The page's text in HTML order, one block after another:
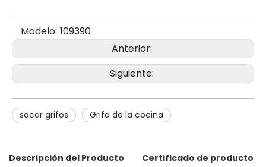
Modelo: 109390
Anterior:
Siguiente:
sacar grifos Grifo de la cocina
Descripción del Producto Certificado de producto